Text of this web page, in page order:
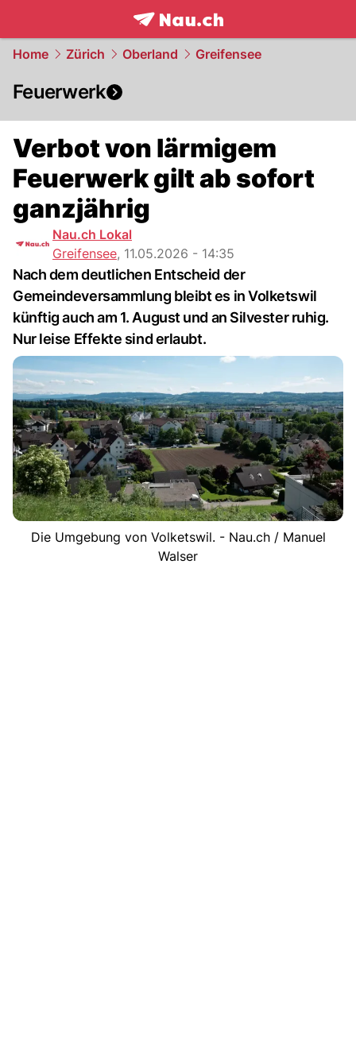
frontpage.NAU.ch
Home Zürich Oberland Greifensee
Feuerwerk
Verbot von lärmigem
Feuerwerk gilt ab sofort
ganzjährig
Nau.ch Lokal
Greifensee, 11.05.2026 - 14:35
Nach dem deutlichen Entscheid der
Gemeindeversammlung bleibt es in Volketswil
künftig auch am 1. August und an Silvester ruhig.
Nur leise Effekte sind erlaubt.
Die Umgebung von Volketswil. - Nau.ch / Manuel
Walser